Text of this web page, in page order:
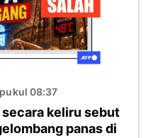
08:37
keliru sebut
panas di